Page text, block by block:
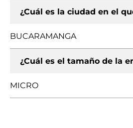
¿Cuál es la ciudad en el
BUCARAMANGA
¿Cuál es el tamaño de la
MICRO